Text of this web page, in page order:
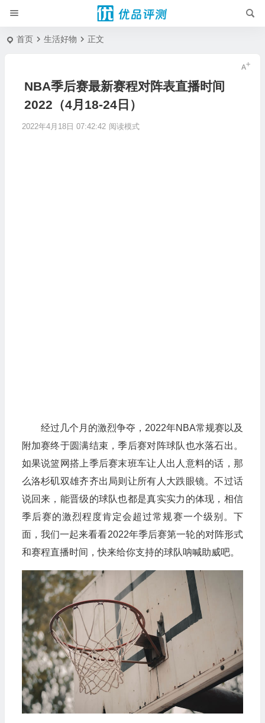
首页 生活好物 正文
NBA季后赛最新赛程对阵表直播时间
2022（4月18-24日）
2022年4月18日 07:42:42 阅读模式
经过几个月的激烈争夺，2022年NBA常规赛以及
附加赛终于圆满结束，季后赛对阵球队也水落石出。
如果说篮网搭上季后赛末班车让人出人意料的话，那
么洛杉矶双雄齐齐出局则让所有人大跌眼镜。不过话
说回来，能晋级的球队也都是真实实力的体现，相信
季后赛的激烈程度肯定会超过常规赛一个级别。下
面，我们一起来看看2022年季后赛第一轮的对阵形式
和赛程直播时间，快来给你支持的球队呐喊助威吧。